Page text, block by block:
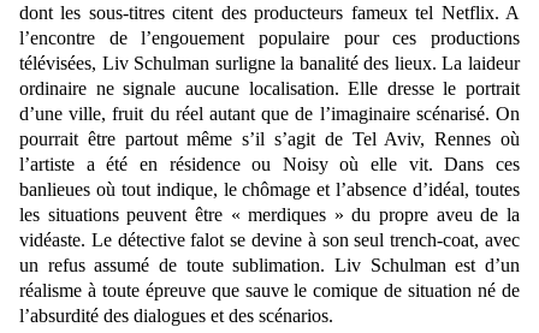
dont les sous-titres citent des producteurs fameux tel Netflix. A
l’encontre de l’engouement populaire pour ces productions
télévisées, Liv Schulman surligne la banalité des lieux. La laideur
ordinaire ne signale aucune localisation. Elle dresse le portrait
d’une ville, fruit du réel autant que de l’imaginaire scénarisé. On
pourrait être partout même s’il s’agit de Tel Aviv, Rennes où
l’artiste a été en résidence ou Noisy où elle vit. Dans ces
banlieues où tout indique, le chômage et l’absence d’idéal, toutes
les situations peuvent être « merdiques » du propre aveu de la
vidéaste. Le détective falot se devine à son seul trench-coat, avec
un refus assumé de toute sublimation. Liv Schulman est d’un
réalisme à toute épreuve que sauve le comique de situation né de
l’absurdité des dialogues et des scénarios.